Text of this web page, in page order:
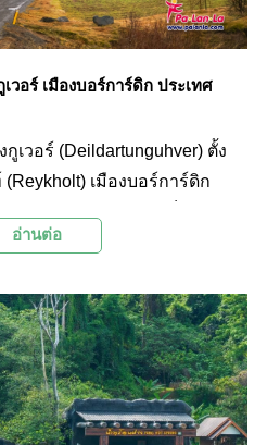
วอร์ เมืองบอร์การ์ดิก ประเทศ
เวอร์ (Deildartunguhver) ตั้ง
เมืองบอร์การ์ดิก
ประเทศ และเป็นบ่อน้ำพุร้อน
ริมาณน้ำที่ไหลออกมาจาก
ลิตรต่อวินาที
อ่านต่อ